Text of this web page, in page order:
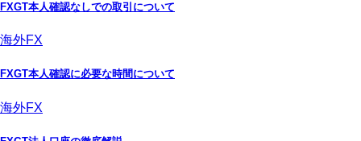
FXGT本人確認なしでの取引について
海外FX
FXGT本人確認に必要な時間について
海外FX